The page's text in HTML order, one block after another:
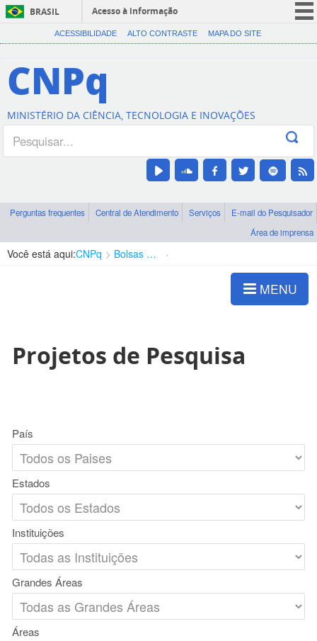
BRASIL
Acesso à informação
CORONAVÍRUS (COVID-19)
Canais
ACESSIBILIDADE ALTO CONTRASTE MAPA DO SITE
CNPq
MINISTÉRIO DA CIÊNCIA, TECNOLOGIA E INOVAÇÕES
Perguntas frequentes Central de Atendimento Serviços
E-mail do Pesquisador
Área de imprensa
Você está aqui:CNPq Bolsas e Auxílios Vigentes
MENU
Projetos de Pesquisa
País
Estados
Instituições
Grandes Áreas
Áreas